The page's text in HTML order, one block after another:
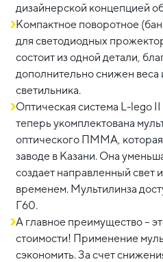
дизайнерской концепцией
Компактное поворотное
для светодиодных
состоит из одной детали,
дополнительно снижен
светильника.
Оптическая система L-lego
теперь укомплектована
оптического ПММА, которая
заводе в Казани. Она
создает направленный свет
временем. Мультилинза
Г60.
А главное преимущество –
стоимости! Применение
сэкономить. За счет